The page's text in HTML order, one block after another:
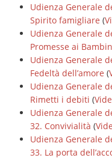
Udienza Generale
Spirito famigliare (
Udienza Generale
Promesse ai
Udienza Generale
Fedeltà dell’amore (
Udienza Generale
Rimetti i debiti (
Udienza Generale
32. Convivialità (
Udienza Generale
33. La porta